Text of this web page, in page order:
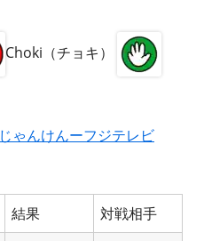
Choki（チョキ）
ゃんけんーフジテレビ
結果 対戦相手